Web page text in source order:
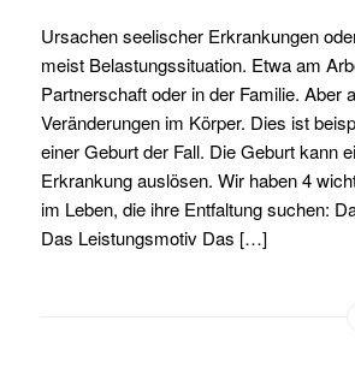
Ursachen seelischer Erkrankungen
meist Belastungssituation. Etwa am
Partnerschaft oder in der Familie. Aber
Veränderungen im Körper. Dies ist
einer Geburt der Fall. Die Geburt kann
Erkrankung auslösen. Wir haben 4
im Leben, die ihre Entfaltung suchen:
Das Leistungsmotiv Das […]